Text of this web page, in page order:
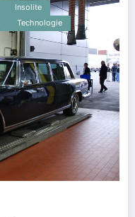
Insolite
Technologie